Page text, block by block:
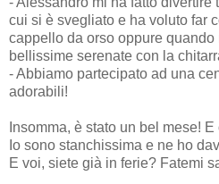
cui si è svegliato e ha voluto far
cappello da orso oppure
bellissime serenate con la
- Abbiamo partecipato ad una
adorabili!
Insomma, è stato un bel mese!
Io sono stanchissima e ne ho
E voi, siete già in ferie? Fatemi